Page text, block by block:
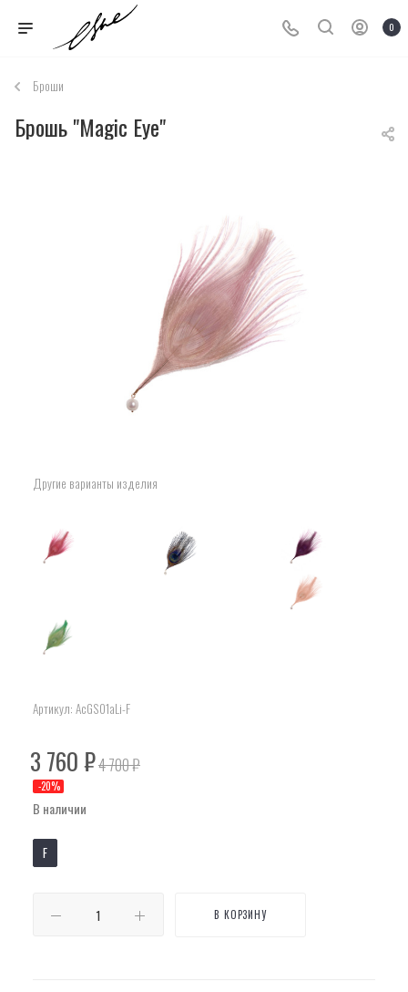
0
Броши
Брошь "Magic Eye"
Другие варианты изделия
Артикул: AcGS01aLi-F
3 760₽4 700₽
-20%
В наличии
F
В КОРЗИНУ